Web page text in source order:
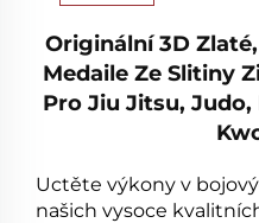
Originální 3D
Medaile Ze Slitiny
Pro Jiu Jitsu, Judo,
Uctěte výkony v
našich vysoce